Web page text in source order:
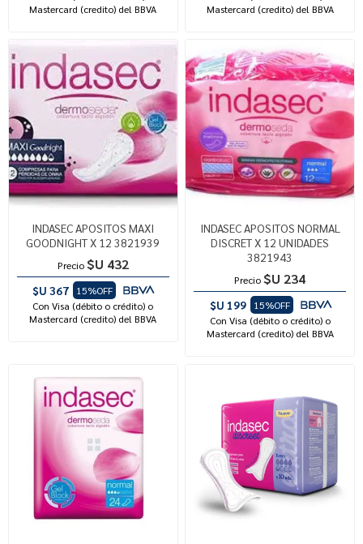
Mastercard (credito) del BBVA
Mastercard (credito) del BBVA
INDASEC APOSITOS MAXI
GOODNIGHT X 12 3821939
Precio $U 432
$U 367
15%OFF
Con Visa (débito o crédito) o
Mastercard (credito) del BBVA
INDASEC APOSITOS NORMAL
DISCRET X 12 UNIDADES
3821943
Precio $U 234
$U 199
15%OFF
Con Visa (débito o crédito) o
Mastercard (credito) del BBVA